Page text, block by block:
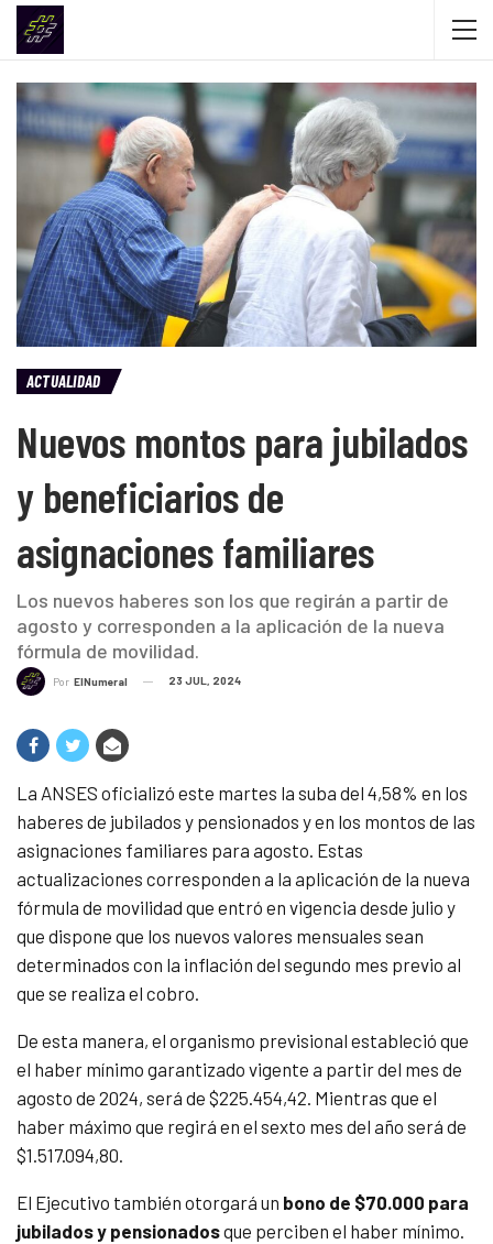
ACTUALIDAD
Nuevos montos para jubilados
y beneficiarios de
asignaciones familiares
Los nuevos haberes son los que regirán a partir de
agosto y corresponden a la aplicación de la nueva
fórmula de movilidad.
Por ElNumeral 23 JUL, 2024
La ANSES oficializó este martes la suba del 4,58% en los
haberes de jubilados y pensionados y en los montos de las
asignaciones familiares para agosto. Estas
actualizaciones corresponden a la aplicación de la nueva
fórmula de movilidad que entró en vigencia desde julio y
que dispone que los nuevos valores mensuales sean
determinados con la inflación del segundo mes previo al
que se realiza el cobro.
De esta manera, el organismo previsional estableció que
el haber mínimo garantizado vigente a partir del mes de
agosto de 2024, será de $225.454,42. Mientras que el
haber máximo que regirá en el sexto mes del año será de
$1.517.094,80.
El Ejecutivo también otorgará un bono de $70.000 para
jubilados y pensionadosque perciben el haber mínimo.